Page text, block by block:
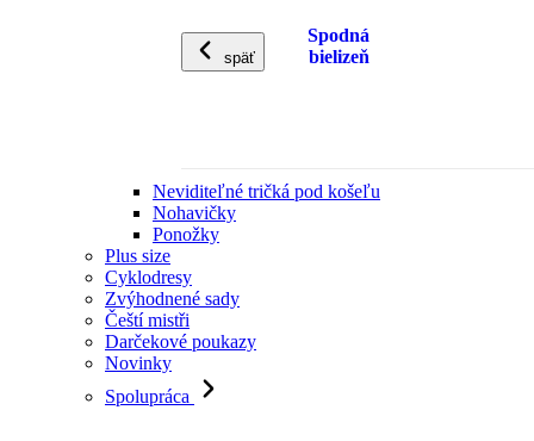
späť
Spodná
bielizeň
Neviditeľné tričká pod košeľu
Nohavičky
Ponožky
Plus size
Cyklodresy
Zvýhodnené sady
Čeští mistři
Darčekové poukazy
Novinky
Spolupráca